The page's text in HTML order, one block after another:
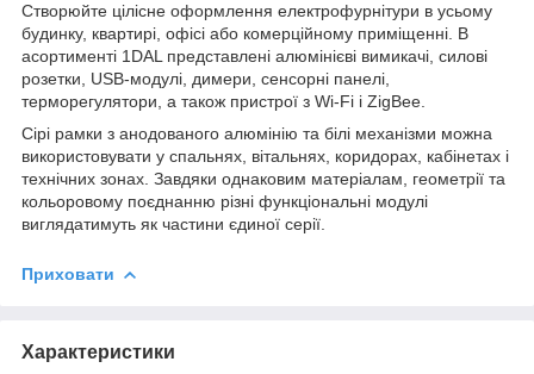
Створюйте цілісне оформлення електрофурнітури в усьому
будинку, квартирі, офісі або комерційному приміщенні. В
асортименті 1DAL представлені алюмінієві вимикачі, силові
розетки, USB-модулі, димери, сенсорні панелі,
терморегулятори, а також пристрої з Wi-Fi і ZigBee.
Сірі рамки з анодованого алюмінію та білі механізми можна
використовувати у спальнях, вітальнях, коридорах, кабінетах і
технічних зонах. Завдяки однаковим матеріалам, геометрії та
кольоровому поєднанню різні функціональні модулі
виглядатимуть як частини єдиної серії.
Приховати
Характеристики